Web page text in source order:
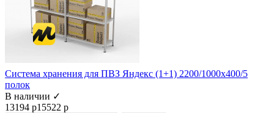
Система хранения для ПВЗ Яндекс (1+1) 2200/1000x400/5
полок
В наличии ✓
13194 р15522 р